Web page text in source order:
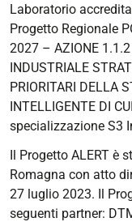
Laboratorio
Progetto Regionale
2027 – AZIONE 1.1.2
INDUSTRIALE
PRIORITARI DELLA
INTELLIGENTE DI
specializzazione S3
Il Progetto ALERT è
Romagna con atto
27 luglio 2023. Il
seguenti partner: